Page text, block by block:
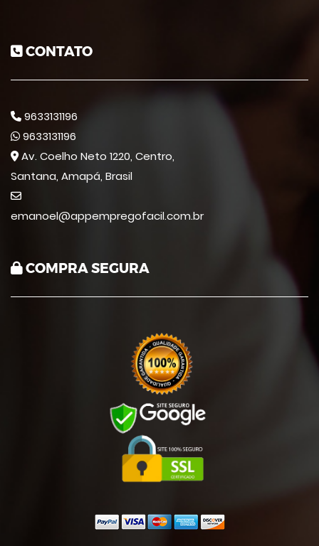
CONTATO
9633131196
9633131196
Av. Coelho Neto 1220, Centro,
Santana, Amapá, Brasil
emanoel@appempregofacil.com.br
COMPRA SEGURA